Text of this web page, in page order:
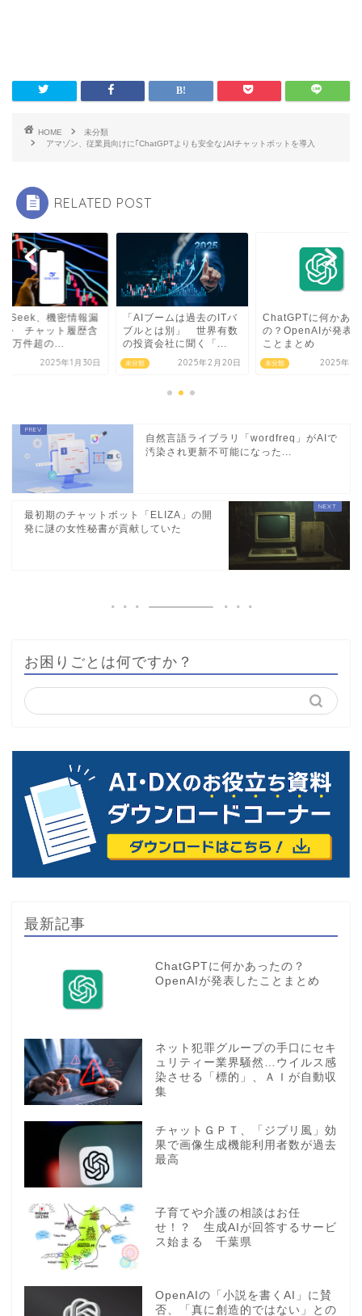
HOME
未分類
アマゾン、従業員向けに｢ChatGPTよりも安全な｣AIチャットボットを導入
RELATED POST
、機密情報漏
か チャット履歴含
万件超の...
2025年1月30日 未分類
「AIブームは過去のITバ
ブルとは別」 世界有数
の投資会社に聞く「...
2025年2月20日 未分類
ChatGPTに何かあ
の？OpenAIが発表
ことまとめ
2025年4
自然言語ライブラリ「wordfreq」がAIで
汚染され更新不可能になった...
最初期のチャットボット「ELIZA」の開
発に謎の女性秘書が貢献していた
お困りごとは何ですか？
最新記事
ChatGPTに何かあったの？
OpenAIが発表したことまとめ
ネット犯罪グループの手口にセキ
ュリティー業界騒然…ウイルス感
染させる「標的」、ＡＩが自動収
集
チャットＧＰＴ、「ジブリ風」効
果で画像生成機能利用者数が過去
最高
子育てや介護の相談はお任
せ！？ 生成AIが回答するサービ
ス始まる 千葉県
OpenAIの「小説を書くAI」に賛
否、「真に創造的ではない」との